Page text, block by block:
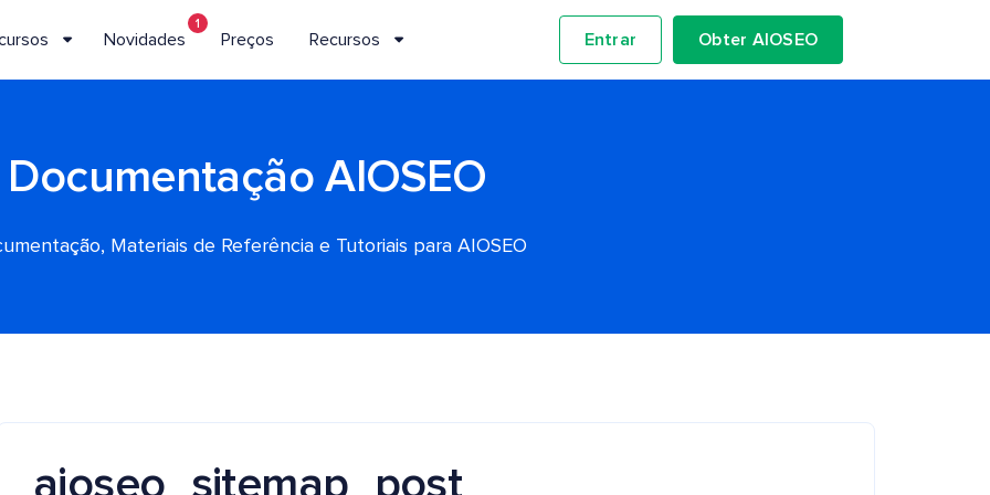
Novidades
1
Preços Recursos Entrar Obter AIOSEO
Documentação AIOSEO
Materiais de Referência e Tutoriais para AIOSEO
aioseo_sitemap_post